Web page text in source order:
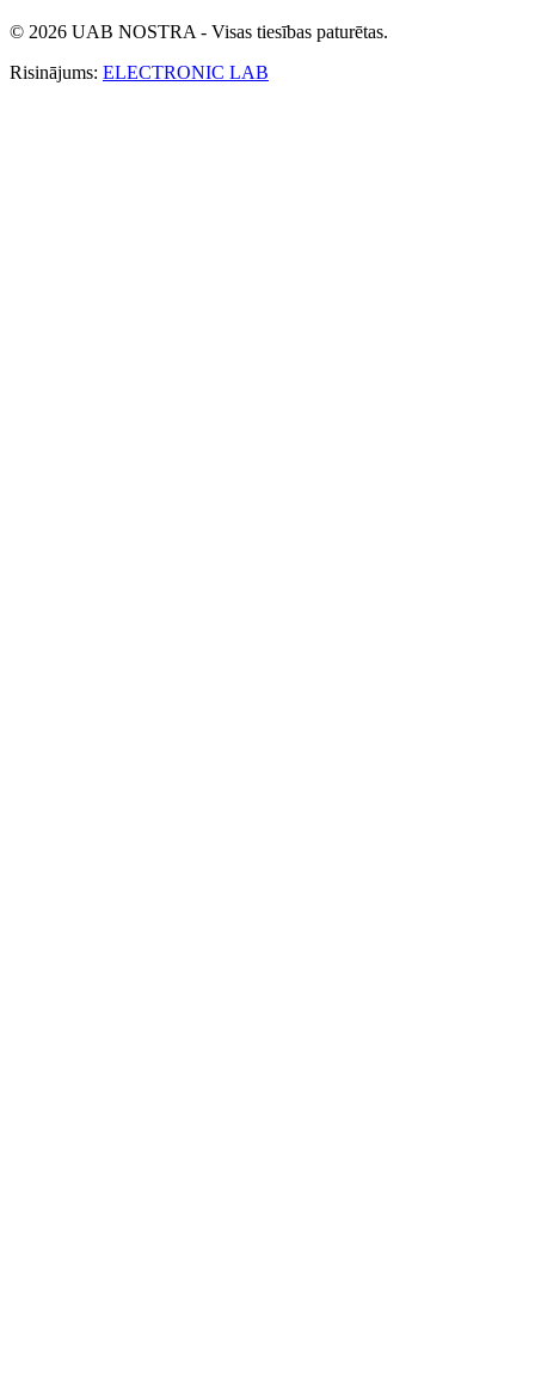
© 2026 UAB NOSTRA - Visas tiesības paturētas.
Risinājums: ELECTRONIC LAB